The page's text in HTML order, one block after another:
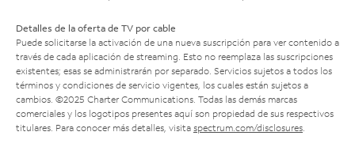
Detalles de la oferta de TV por cable
Puede solicitarse la activación de una nueva suscripción para ver contenido a
través de cada aplicación de streaming. Esto no reemplaza las suscripciones
existentes; esas se administrarán por separado. Servicios sujetos a todos los
términos y condiciones de servicio vigentes, los cuales están sujetos a
cambios. ©2025 Charter Communications. Todas las demás marcas
comerciales y los logotipos presentes aquí son propiedad de sus respectivos
titulares. Para conocer más detalles, visita spectrum.com/disclosures